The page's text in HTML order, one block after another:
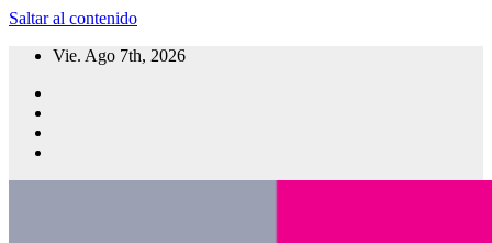
Saltar al contenido
Vie. Ago 7th, 2026